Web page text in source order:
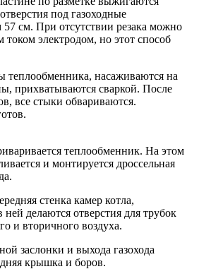
под газоходные
см. При отсутствии резака можно
электродом, но этот способ
теплообменника, насаживаются на
прихватываются сваркой. После
все стыки обвариваются.
теплообменник. На этом
и монтируется дроссельная
стенка камер котла,
ней делаются отверстия для трубок
и вторичного воздуха.
заслонки и выхода газохода
крышка и боров.